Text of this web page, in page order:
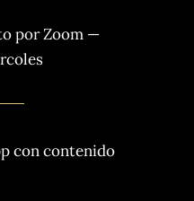
por Zoom —
con contenido